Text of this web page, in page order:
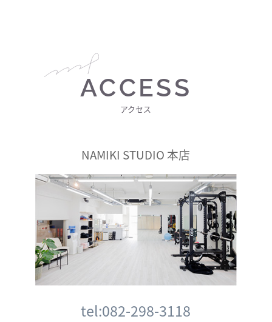
ACCESS
アクセス
NAMIKI STUDIO 本店
tel:082-298-3118